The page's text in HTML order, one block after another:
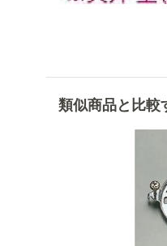
類似商品と比較